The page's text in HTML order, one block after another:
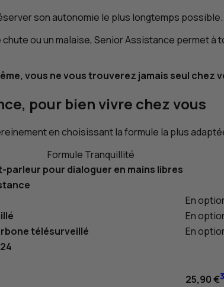
son autonomie le plus longtemps possible.
chute ou un malaise, Senior Assistance permet
vous ne vous trouverez jamais seul chez
pour bien vivre chez vous
en choisissant la formule la plus
Formule Tranquillité
parleur pour dialoguer en mains libres
En
En
télésurveillé
En
25,90 €3